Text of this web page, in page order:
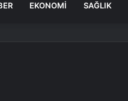
EKONOMI SAĞLIK